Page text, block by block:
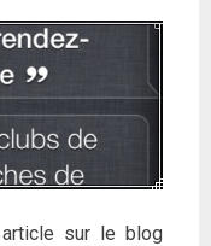
article sur le blog